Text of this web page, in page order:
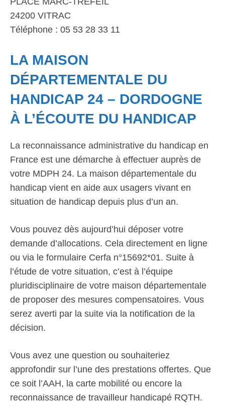
24200 VITRAC
Téléphone : 05 53 28 33 11
LA MAISON
DÉPARTEMENTALE DU
HANDICAP 24 – DORDOGNE
À L’ÉCOUTE DU HANDICAP
La reconnaissance administrative du handicap en
France est une démarche à effectuer auprès de
votre MDPH 24. La maison départementale du
handicap vient en aide aux usagers vivant en
situation de handicap depuis plus d’un an.
Vous pouvez dès aujourd’hui déposer votre
demande d’allocations. Cela directement en ligne
ou via le formulaire Cerfa n°15692*01. Suite à
l’étude de votre situation, c’est à l’équipe
pluridisciplinaire de votre maison départementale
de proposer des mesures compensatoires. Vous
serez averti par la suite via la notification de la
décision.
Vous avez une question ou souhaiteriez
approfondir sur l’une des prestations offertes. Que
ce soit l’AAH, la carte mobilité ou encore la
reconnaissance de travailleur handicapé RQTH.